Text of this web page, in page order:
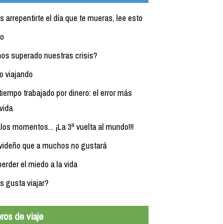
arrepentirte el día que te mueras, lee esto
superado nuestras crisis?
viajando
trabajado por dinero: el error más
momentos... ¡La 3ª vuelta al mundo!!!
que a muchos no gustará
el miedo a la vida
gusta viajar?
de viaje